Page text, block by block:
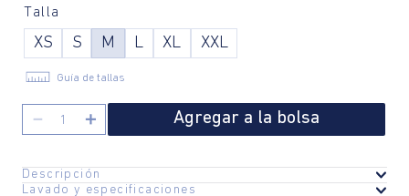
Talla
XS S M L XL XXL
Guía de tallas
＋
－ Agregar a la bolsa
Descripción
Esta camisa polo de ajuste regular es una prenda esencial para el
Lavado y especificaciones